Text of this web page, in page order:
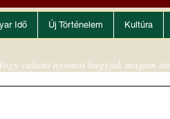
Idő Új Történelem Kultúra
valami nyomot hagyjak magam